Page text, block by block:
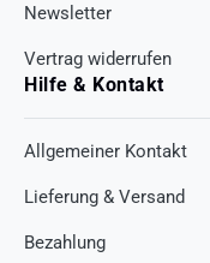
Newsletter
Vertrag widerrufen
Hilfe & Kontakt
Allgemeiner Kontakt
Lieferung & Versand
Bezahlung